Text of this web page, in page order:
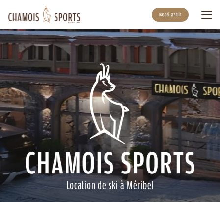
au
contenu
principal
Rappel gratuit
Location de ski à Méribel